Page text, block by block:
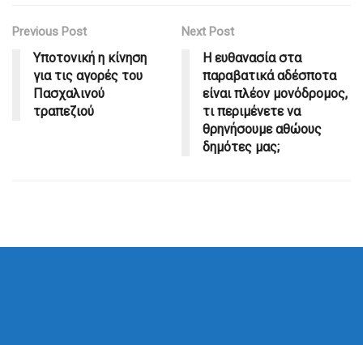
Previous Post
Υποτονική η κίνηση
για τις αγορές του
Πασχαλινού
τραπεζιού
Next Post
Η ευθανασία στα
παραβατικά αδέσποτα
είναι πλέον μονόδρομος,
τι περιμένετε να
θρηνήσουμε αθώους
δημότες μας;